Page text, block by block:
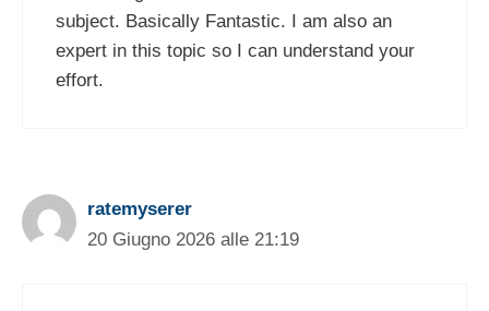
subject. Basically Fantastic. I am also an
expert in this topic so I can understand your
effort.
ratemyserer
20 Giugno 2026 alle 21:19